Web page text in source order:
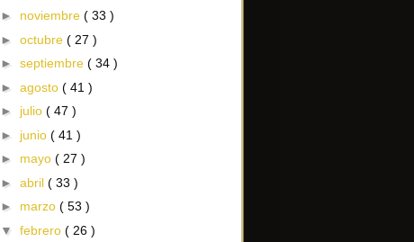
► noviembre ( 33 )
► octubre ( 27 )
► septiembre ( 34 )
► agosto ( 41 )
► julio ( 47 )
► junio ( 41 )
► mayo ( 27 )
► abril ( 33 )
► marzo ( 53 )
▼ febrero ( 26 )